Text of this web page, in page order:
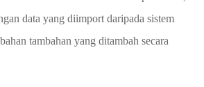
data yang diimport daripada sistem
tambahan yang ditambah secara